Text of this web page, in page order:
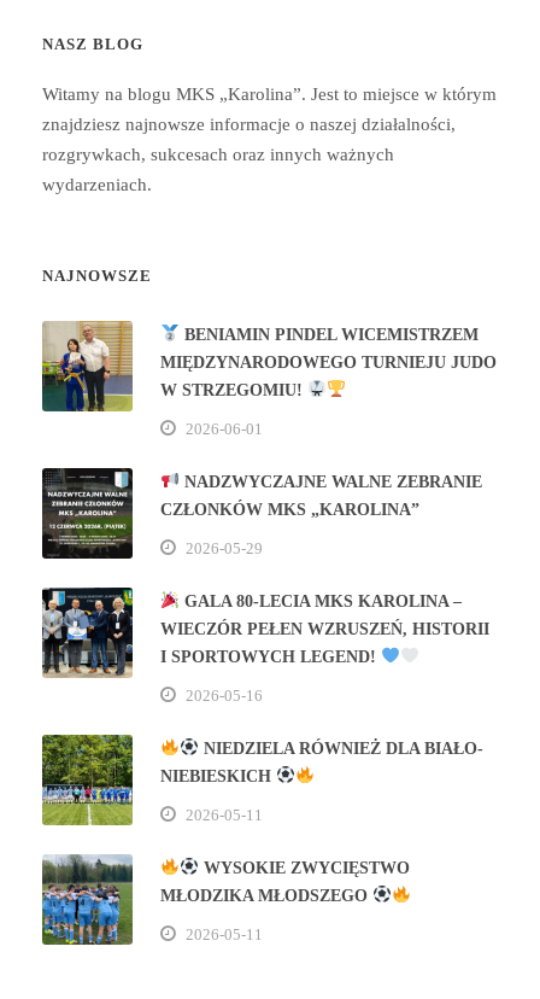
NASZ BLOG
Witamy na blogu MKS „Karolina”. Jest to miejsce w którym
znajdziesz najnowsze informacje o naszej działalności,
rozgrywkach, sukcesach oraz innych ważnych
wydarzeniach.
NAJNOWSZE
BENIAMIN PINDEL WICEMISTRZEM
MIĘDZYNARODOWEGO TURNIEJU JUDO
W STRZEGOMIU!
2026-06-01
NADZWYCZAJNE WALNE ZEBRANIE
CZŁONKÓW MKS „KAROLINA”
2026-05-29
GALA 80‑LECIA MKS KAROLINA –
WIECZÓR PEŁEN WZRUSZEŃ, HISTORII
I SPORTOWYCH LEGEND!
2026-05-16
NIEDZIELA RÓWNIEŻ DLA BIAŁO-
NIEBIESKICH
2026-05-11
WYSOKIE ZWYCIĘSTWO
MŁODZIKA MŁODSZEGO
2026-05-11